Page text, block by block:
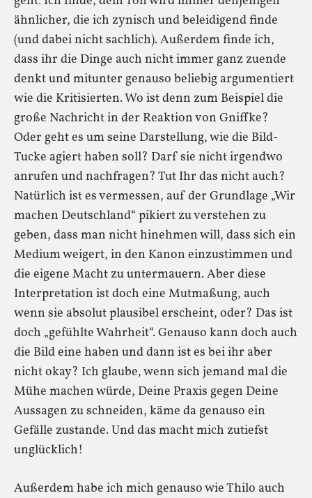
ähnlicher, die ich zynisch und beleidigend finde
(und dabei nicht sachlich). Außerdem finde ich,
dass ihr die Dinge auch nicht immer ganz zuende
denkt und mitunter genauso beliebig argumentiert
wie die Kritisierten. Wo ist denn zum Beispiel die
große Nachricht in der Reaktion von Gniffke?
Oder geht es um seine Darstellung, wie die Bild-
Tucke agiert haben soll? Darf sie nicht irgendwo
anrufen und nachfragen? Tut Ihr das nicht auch?
Natürlich ist es vermessen, auf der Grundlage „Wir
machen Deutschland“ pikiert zu verstehen zu
geben, dass man nicht hinehmen will, dass sich ein
Medium weigert, in den Kanon einzustimmen und
die eigene Macht zu untermauern. Aber diese
Interpretation ist doch eine Mutmaßung, auch
wenn sie absolut plausibel erscheint, oder? Das ist
doch „gefühlte Wahrheit“. Genauso kann doch auch
die Bild eine haben und dann ist es bei ihr aber
nicht okay? Ich glaube, wenn sich jemand mal die
Mühe machen würde, Deine Praxis gegen Deine
Aussagen zu schneiden, käme da genauso ein
Gefälle zustande. Und das macht mich zutiefst
unglücklich!
Außerdem habe ich mich genauso wie Thilo auch